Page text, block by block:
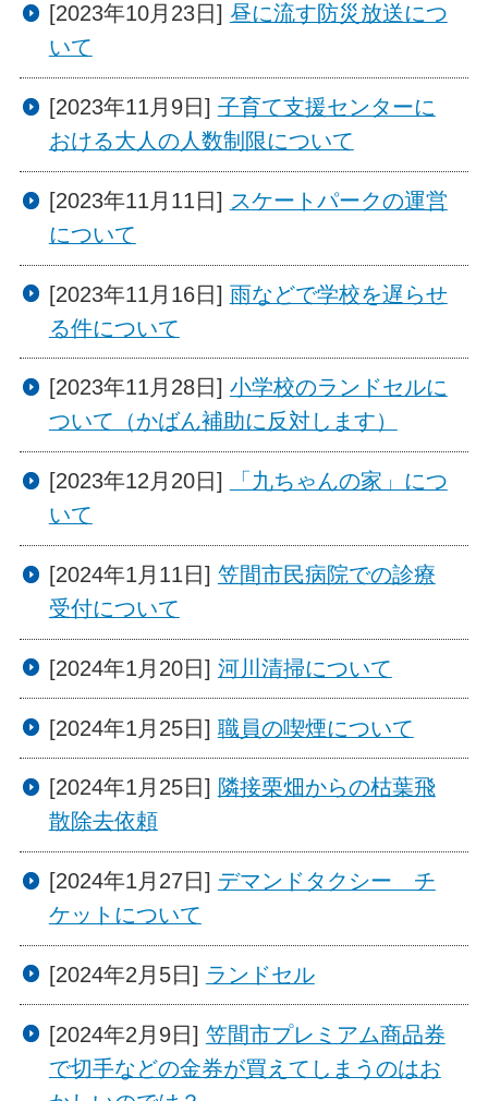
[2023年10月23日] 昼に流す防災放送につ
いて
[2023年11月9日] 子育て支援センターに
おける大人の人数制限について
[2023年11月11日] スケートパークの運営
について
[2023年11月16日] 雨などで学校を遅らせ
る件について
[2023年11月28日] 小学校のランドセルに
ついて（かばん補助に反対します）
[2023年12月20日]
「九ちゃんの家」につ
いて
[2024年1月11日] 笠間市民病院での診療
受付について
[2024年1月20日] 河川清掃について
[2024年1月25日] 職員の喫煙について
[2024年1月25日] 隣接栗畑からの枯葉飛
散除去依頼
[2024年1月27日] デマンドタクシー チ
ケットについて
[2024年2月5日] ランドセル
[2024年2月9日] 笠間市プレミアム商品券
で切手などの金券が買えてしまうのはお